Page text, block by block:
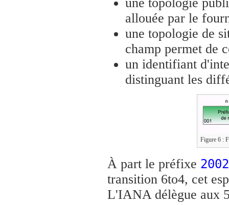
allouée par le
une topologie de
champ permet de
un identifiant
distinguant les
Figure 6 :
À part le préfixe
transition 6to4, cet
L'IANA délègue aux